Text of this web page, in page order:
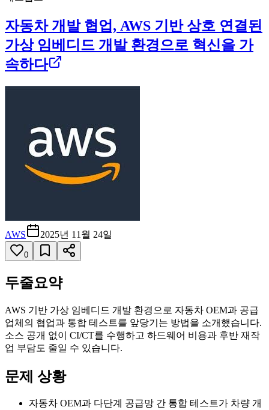
자동차 개발 협업, AWS 기반 상호 연결된
가상 임베디드 개발 환경으로 혁신을 가
속하다
AWS 2025년 11월 24일
0
두줄요약
AWS 기반 가상 임베디드 개발 환경으로 자동차 OEM과 공급
업체의 협업과 통합 테스트를 앞당기는 방법을 소개했습니다.
소스 공개 없이 CI/CT를 수행하고 하드웨어 비용과 후반 재작
업 부담도 줄일 수 있습니다.
문제 상황
자동차 OEM과 다단계 공급망 간 통합 테스트가 차량 개